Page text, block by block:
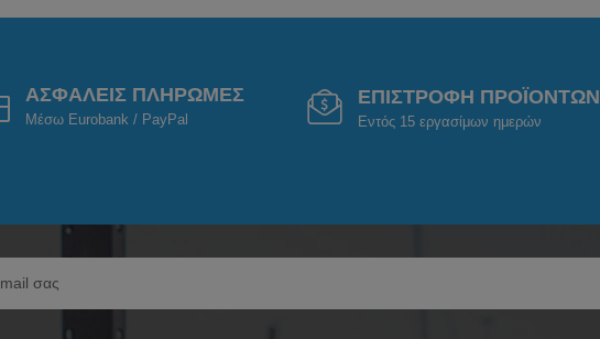
ΑΣΦΑΛΕΙΣ ΠΛΗΡΩΜΕΣ
Μέσω Eurobank / PayPal
ΕΠΙΣΤΡΟΦΗ ΠΡΟΪΟΝΤΩΝ
Εντός 15 εργασίμων ημερών